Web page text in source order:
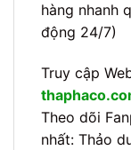
hàng nhanh
động 24/7)
Truy cập
Theo dõi
nhất: Thảo